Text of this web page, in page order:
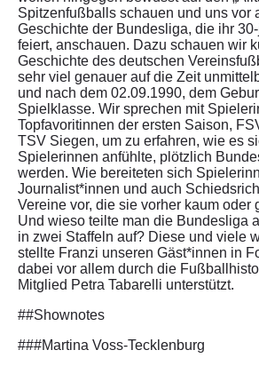
Spitzenfußballs schauen und uns vor
Geschichte der Bundesliga, die ihr
feiert, anschauen. Dazu schauen wir
Geschichte des deutschen
sehr viel genauer auf die Zeit
und nach dem 02.09.1990, dem
Spielklasse. Wir sprechen mit
Topfavoritinnen der ersten Saison,
TSV Siegen, um zu erfahren, wie es
Spielerinnen anfühlte, plötzlich
werden. Wie bereiteten sich
Journalist*innen und auch
Vereine vor, die sie vorher kaum oder
Und wieso teilte man die Bundesliga
in zwei Staffeln auf? Diese und viele
stellte Franzi unseren Gäst*innen in
dabei vor allem durch die
Mitglied Petra Tabarelli unterstützt.
##Shownotes
###Martina Voss-Tecklenburg